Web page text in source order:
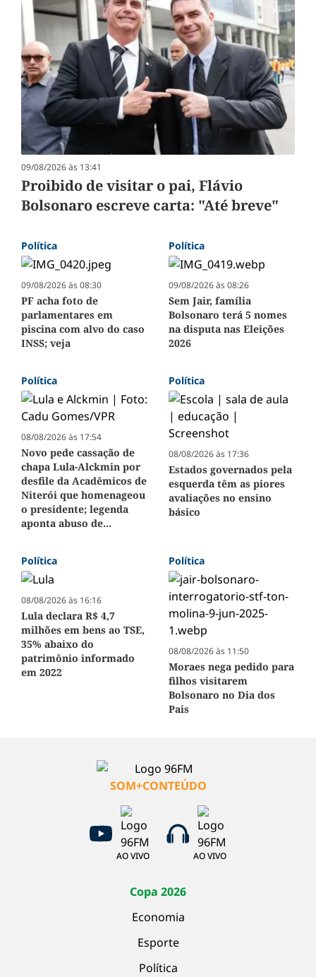
09/08/2026 às 13:41
Proibido de visitar o pai, Flávio
Bolsonaro escreve carta: "Até breve"
Política
09/08/2026 às 08:30
PF acha foto de
parlamentares em
piscina com alvo do caso
INSS; veja
Política
09/08/2026 às 08:26
Sem Jair, família
Bolsonaro terá 5 nomes
na disputa nas Eleições
2026
Política
08/08/2026 às 17:54
Novo pede cassação de
chapa Lula-Alckmin por
desfile da Acadêmicos de
Niterói que homenageou
o presidente; legenda
aponta abuso de...
Política
08/08/2026 às 17:36
Estados governados pela
esquerda têm as piores
avaliações no ensino
básico
Política
08/08/2026 às 16:16
Lula declara R$ 4,7
milhões em bens ao TSE,
35% abaixo do
patrimônio informado
em 2022
Política
08/08/2026 às 11:50
Moraes nega pedido para
filhos visitarem
Bolsonaro no Dia dos
Pais
SOM+CONTEÚDO
AO VIVO AO VIVO
Copa 2026
Economia
Esporte
Política